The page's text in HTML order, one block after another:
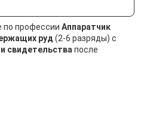
по профессии Аппаратчик
руд (2-6 разряды) с
свидетельствапосле